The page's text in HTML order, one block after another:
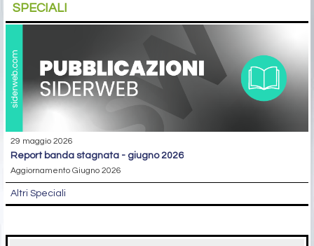
SPECIALI
29 maggio 2026
report banda stagnata - giugno 2026
Aggiornamento Giugno 2026
Altri Speciali